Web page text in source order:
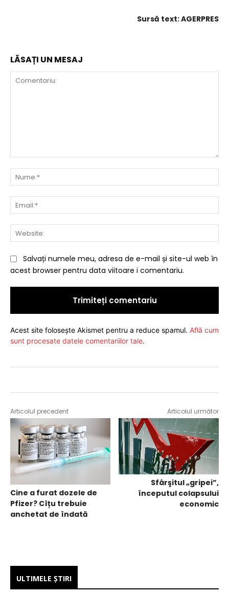
Sursă text: AGERPRES
LĂSAȚI UN MESAJ
Salvați numele meu, adresa de e-mail și site-ul web în
acest browser pentru data viitoare i comentariu.
Acest site folosește Akismet pentru a reduce spamul. Află cum
sunt procesate datele comentariilor tale.
Articolul precedent
Cine a furat dozele de
Pfizer? Cîțu trebuie
anchetat de îndată
Articolul următor
Sfârşitul „gripei”,
începutul colapsului
economic
ULTIMELE ŞTIRI